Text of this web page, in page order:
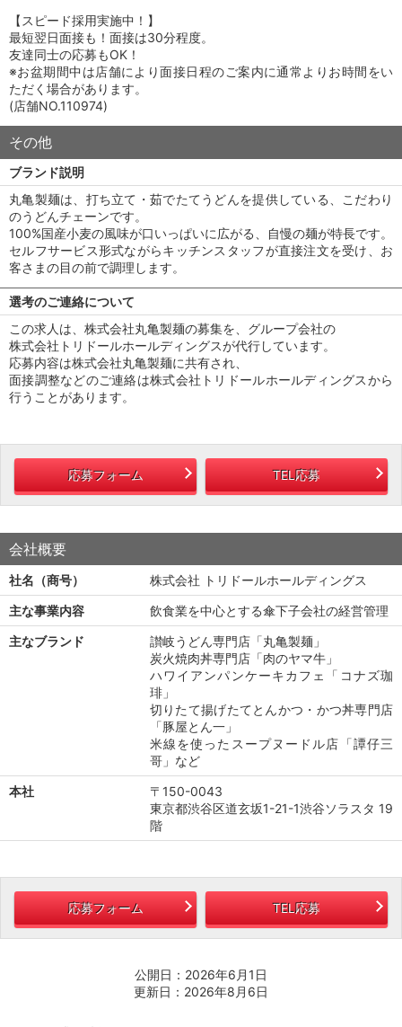
【スピード採用実施中！】
最短翌日面接も！面接は30分程度。
友達同士の応募もOK！
※お盆期間中は店舗により面接日程のご案内に通常よりお時間をい
ただく場合があります。
(店舗NO.110974)
その他
ブランド説明
丸亀製麺は、打ち立て・茹でたてうどんを提供している、こだわり
のうどんチェーンです。
100%国産小麦の風味が口いっぱいに広がる、自慢の麺が特長です。
セルフサービス形式ながらキッチンスタッフが直接注文を受け、お
客さまの目の前で調理します。
選考のご連絡について
この求人は、株式会社丸亀製麺の募集を、グループ会社の
株式会社トリドールホールディングスが代行しています。
応募内容は株式会社丸亀製麺に共有され、
面接調整などのご連絡は株式会社トリドールホールディングスから
行うことがあります。
応募フォーム TEL応募
会社概要
社名（商号）
株式会社 トリドールホールディングス
主な事業内容
飲食業を中心とする傘下子会社の経営管理
主なブランド
讃岐うどん専門店「丸亀製麺」
炭火焼肉丼専門店「肉のヤマ牛」
ハワイアンパンケーキカフェ「コナズ珈
琲」
切りたて揚げたてとんかつ・かつ丼専門店
「豚屋とん一」
米線を使ったスープヌードル店「譚仔三
哥」など
本社
〒150-0043
東京都渋谷区道玄坂1-21-1渋谷ソラスタ 19
階
応募フォーム TEL応募
公開日：2026年6月1日
更新日：2026年8月6日